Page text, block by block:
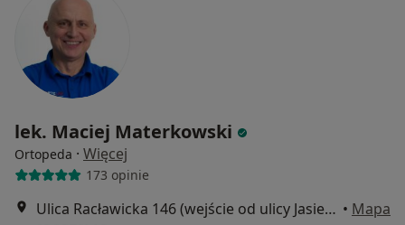
lek. Maciej Materkowski
Ortopeda · Więcej
173 opinie
Ulica Racławicka 146 (wejście od ulicy Jasielskiej), Warszawa • Mapa